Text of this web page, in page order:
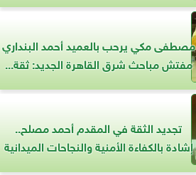
مصطفى مكي يرحب بالعميد أحمد البنداري
مفتش مباحث شرق القاهرة الجديد: ثقة...
تجديد الثقة في المقدم أحمد مصلح..
إشادة بالكفاءة الأمنية والنجاحات الميدانية